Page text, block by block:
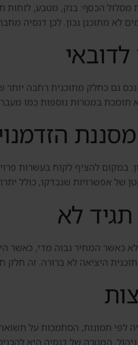
מסלול הכסף: בנק, מטבע,
לא מתוכנן נכון. לכן דנסיה
לדובאי
במטרות נוספות כמו
במקום להציף לקוח בעשרות
של אפשרויות שנבדקו, כולל
לא
לא כאשר המחיר גבוה מדי,
היציאה לא ברורה. זה חלק
לפי תמונות, הסתמכות על
המטרה של דנסיה היא